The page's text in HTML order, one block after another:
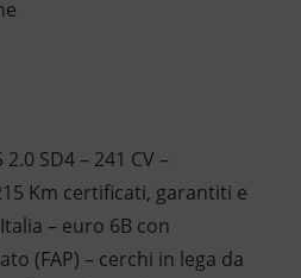
SD4 – 241 CV –
Km certificati, garantiti e
– euro 6B con
(FAP) – cerchi in lega da